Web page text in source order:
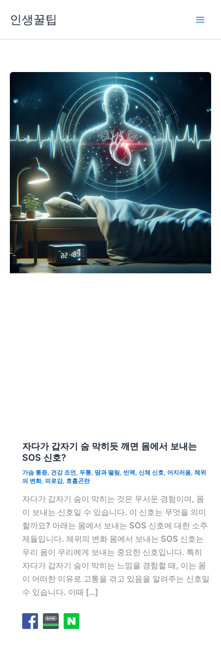
인생꿀팁
자다가 갑자기 숨 막히듯 깨면 몸에서 보내는
SOS 신호?
가슴 통증, 건강 조언, 두통, 땀과 떨림, 빈맥, 신체 신호, 어지러움, 체위
의 변화, 피로감, 호흡곤란
자다가 갑자기 숨이 막히는 것은 무서운 경험이며, 몸
이 보내는 신호일 수 있습니다. 이 신호는 무엇을 의미
할까요? 아래는 몸에서 보내는 SOS 신호에 대한 소주
제들입니다. 체위의 변화 몸에서 보내는 SOS 신호는
우리 몸이 우리에게 보내는 중요한 신호입니다. 특히
자다가 갑자기 숨이 막히는 느낌을 경험할 때, 이는 몸
이 어떠한 이유로 고통을 겪고 있음을 알려주는 신호일
수 있습니다. 이때 […]